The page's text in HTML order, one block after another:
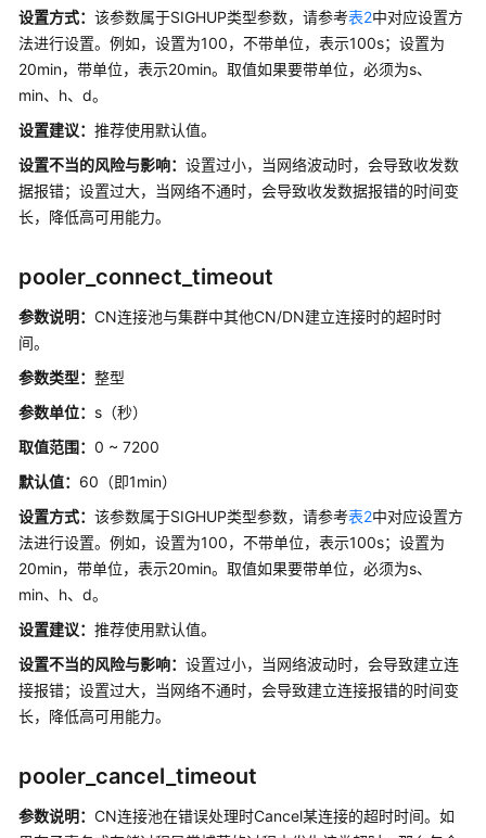
参
数
事
务
集
复
参
发
人
项
审
事
务
监
控
相
关
设置方式： 该参数属于SIGHUP类型参数，请参考表2中对应设置方
法进行设置。例如，设置为100，不带单位，表示100s；设置为
20min，带单位，表示20min。取值如果要带单位，必须为s、
min、h、d。
设置建议： 推荐使用默认值。
设置不当的风险与影响： 设置过小，当网络波动时，会导致收发数
据报错；设置过大，当网络不通时，会导致收发数据报错的时间变
长，降低高可用能力。
pooler_connect_timeout
参数说明： CN连接池与集群中其他CN/DN建立连接时的超时时
间。
参数类型： 整型
参数单位： s（秒）
取值范围： 0 ~ 7200
默认值： 60（即1min）
设置方式： 该参数属于SIGHUP类型参数，请参考表2中对应设置方
法进行设置。例如，设置为100，不带单位，表示100s；设置为
20min，带单位，表示20min。取值如果要带单位，必须为s、
min、h、d。
设置建议： 推荐使用默认值。
设置不当的风险与影响： 设置过小，当网络波动时，会导致建立连
接报错；设置过大，当网络不通时，会导致建立连接报错的时间变
长，降低高可用能力。
pooler_cancel_timeout
参数说明： CN连接池在错误处理时Cancel某连接的超时时间。如